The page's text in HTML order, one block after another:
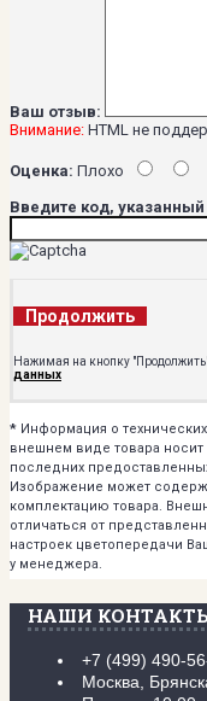
Ваш отзыв:
Внимание: HTML не
Оценка: Плохо
Введите код, указанный
Продолжить
Нажимая на кнопку
данных
* Информация о
внешнем виде товара
последних
Изображение может
комплектацию товара.
отличаться от
настроек цветопередачи
у менеджера.
НАШИ
+7 (499) 490-
Москва,